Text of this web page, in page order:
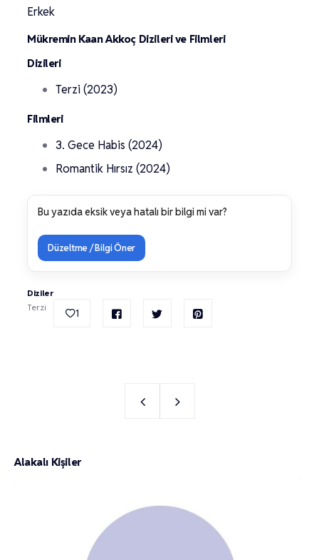
Erkek
Mükremin Kaan Akkoç Dizileri ve Filmleri
Dizileri
Terzi (2023)
Filmleri
3. Gece Habis (2024)
Romantik Hırsız (2024)
Bu yazıda eksik veya hatalı bir bilgi mi var?
Düzeltme / Bilgi Öner
Diziler
Terzi
1
Alakalı Kişiler